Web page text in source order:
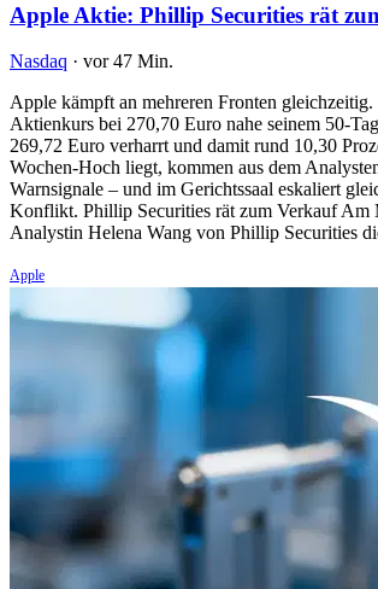
Apple Aktie: Phillip Securities rät
Nasdaq · vor 47 Min.
Apple kämpft an mehreren Fronten gleichzeitig.
Aktienkurs bei 270,70 Euro nahe seinem 50-
269,72 Euro verharrt und damit rund 10,30
Wochen-Hoch liegt, kommen aus dem
Warnsignale – und im Gerichtssaal eskaliert
Konflikt. Phillip Securities rät zum Verkauf Am
Analystin Helena Wang von Phillip Securities
Apple